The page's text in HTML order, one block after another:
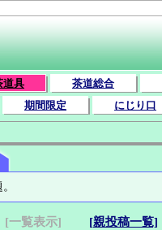
道具 茶道総合
期間限定 にじり口
[一覧表示] [親投稿一覧]